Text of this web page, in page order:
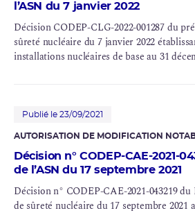
l’ASN du 7 janvier 2022
Décision CODEP-CLG-2022-001287 du
sûreté nucléaire du 7 janvier 2022
installations nucléaires de base au 31
Publié le 23/09/2021
AUTORISATION DE MODIFICATION
Décision n° CODEP-CAE-2021-
de l’ASN du 17 septembre 2021
Décision n° CODEP-CAE-2021-043219
de sûreté nucléaire du 17 septembre